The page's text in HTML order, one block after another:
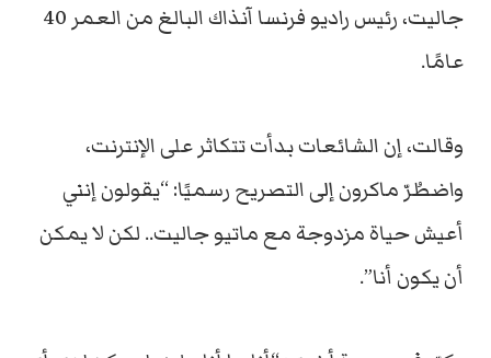
جاليت، رئيس راديو فرنسا آنذاك البالغ من العمر 40
عامًا.
وقالت، إن الشائعات بدأت تتكاثر على الإنترنت،
واضطُرّ ماكرون إلى التصريح رسميًا: “يقولون إنني
أعيش حياة مزدوجة مع ماتيو جاليت.. لكن لا يمكن
أن يكون أنا”.